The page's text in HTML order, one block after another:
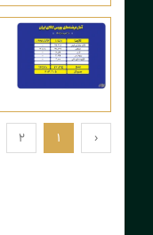
‹
1
2